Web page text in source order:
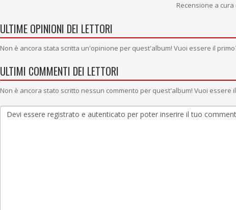
Recensione a cura
ULTIME OPINIONI DEI LETTORI
Non è ancora stata scritta un'opinione per quest'album! Vuoi essere il
ULTIMI COMMENTI DEI LETTORI
Non è ancora stato scritto nessun commento per quest'album! Vuoi essere